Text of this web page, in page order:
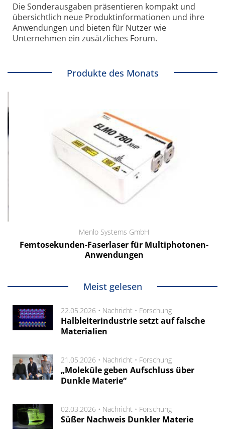
Die Sonder­ausgaben präsentieren kompakt und
übersichtlich neue Produkt­informationen und ihre
Anwendungen und bieten für Nutzer wie
Unternehmen ein zusätzliches Forum.
Produkte des Monats
Menlo Systems GmbH
Femtosekunden-Faserlaser für Multiphotonen-
Anwendungen
Meist gelesen
22.05.2026 • Nachricht • Forschung
Halbleiterindustrie setzt auf falsche
Materialien
21.05.2026 • Nachricht • Forschung
„Moleküle geben Aufschluss über
Dunkle Materie“
02.03.2026 • Nachricht • Forschung
Süßer Nachweis Dunkler Materie